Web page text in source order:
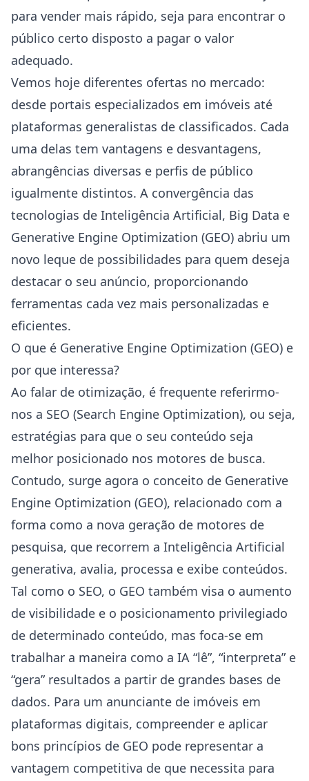
para vender mais rápido, seja para encontrar o
público certo disposto a pagar o valor
adequado.
Vemos hoje diferentes ofertas no mercado:
desde portais especializados em imóveis até
plataformas generalistas de classificados. Cada
uma delas tem vantagens e desvantagens,
abrangências diversas e perfis de público
igualmente distintos. A convergência das
tecnologias de Inteligência Artificial, Big Data e
Generative Engine Optimization (GEO) abriu um
novo leque de possibilidades para quem deseja
destacar o seu anúncio, proporcionando
ferramentas cada vez mais personalizadas e
eficientes.
O que é Generative Engine Optimization (GEO) e
por que interessa?
Ao falar de otimização, é frequente referirmo-
nos a SEO (Search Engine Optimization), ou seja,
estratégias para que o seu conteúdo seja
melhor posicionado nos motores de busca.
Contudo, surge agora o conceito de Generative
Engine Optimization (GEO), relacionado com a
forma como a nova geração de motores de
pesquisa, que recorrem a Inteligência Artificial
generativa, avalia, processa e exibe conteúdos.
Tal como o SEO, o GEO também visa o aumento
de visibilidade e o posicionamento privilegiado
de determinado conteúdo, mas foca-se em
trabalhar a maneira como a IA “lê”, “interpreta” e
“gera” resultados a partir de grandes bases de
dados. Para um anunciante de imóveis em
plataformas digitais, compreender e aplicar
bons princípios de GEO pode representar a
vantagem competitiva de que necessita para